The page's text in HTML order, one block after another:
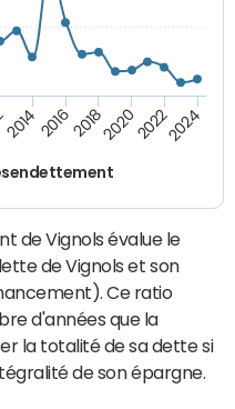
201420162018202020222024
de Vignols évalue le
de Vignols et son
Ce ratio
d'années que la
la totalité de sa dette si
de son épargne.